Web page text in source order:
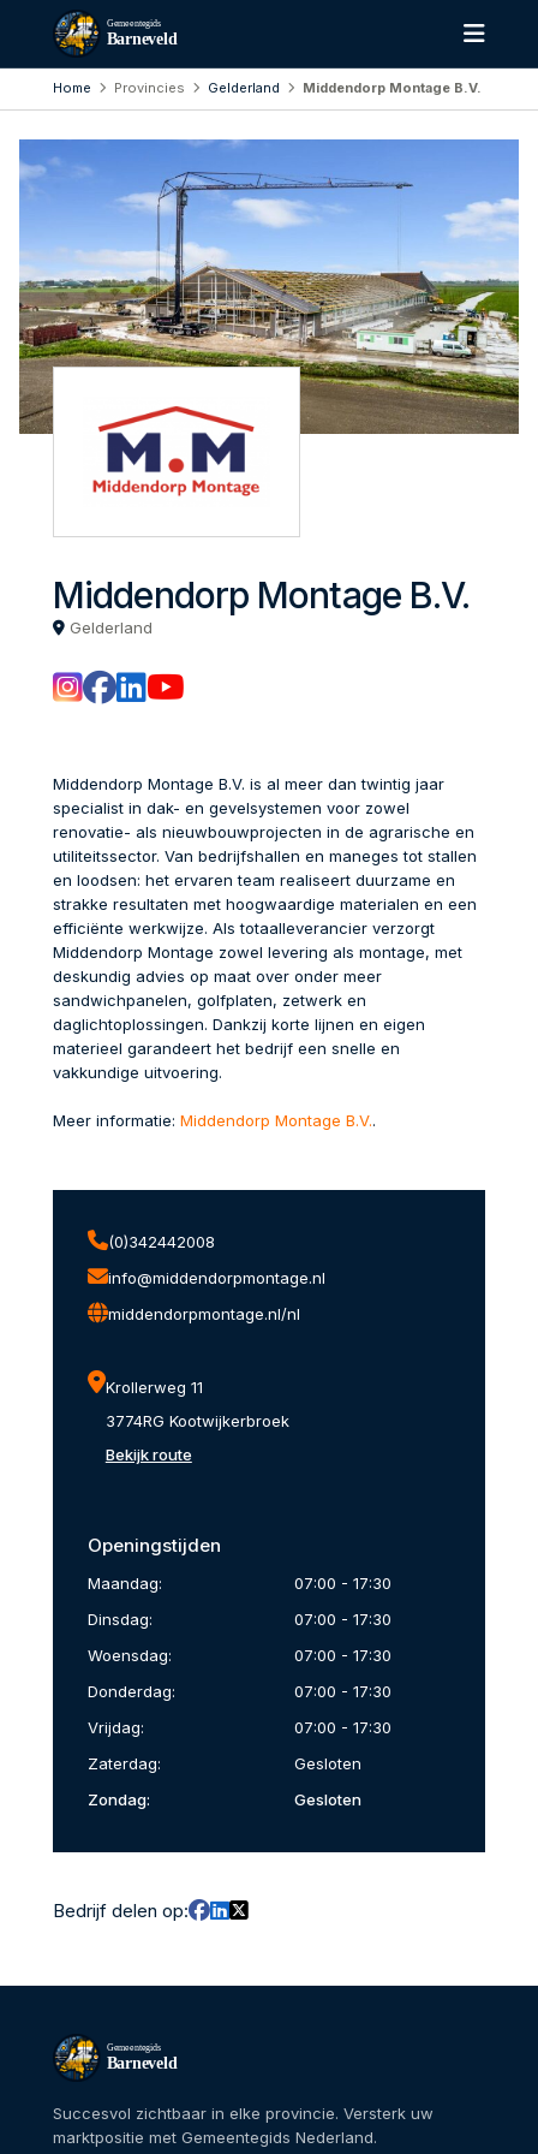
Gemeentegids
Barneveld
Home Provincies Gelderland Middendorp Montage B.V.
Middendorp Montage B.V.
Gelderland
Middendorp Montage B.V. is al meer dan twintig jaar
specialist in dak- en gevelsystemen voor zowel
renovatie- als nieuwbouwprojecten in de agrarische en
utiliteitssector. Van bedrijfshallen en maneges tot stallen
en loodsen: het ervaren team realiseert duurzame en
strakke resultaten met hoogwaardige materialen en een
efficiënte werkwijze. Als totaalleverancier verzorgt
Middendorp Montage zowel levering als montage, met
deskundig advies op maat over onder meer
sandwichpanelen, golfplaten, zetwerk en
daglichtoplossingen. Dankzij korte lijnen en eigen
materieel garandeert het bedrijf een snelle en
vakkundige uitvoering.
Meer informatie: Middendorp Montage B.V..
(0)342442008
info@middendorpmontage.nl
middendorpmontage.nl/nl
Krollerweg 11
3774RG Kootwijkerbroek
Bekijk route
Openingstijden
Maandag:
07:00 - 17:30
Dinsdag:
07:00 - 17:30
Woensdag:
07:00 - 17:30
Donderdag:
07:00 - 17:30
Vrijdag:
07:00 - 17:30
Zaterdag:
Gesloten
Zondag:
Gesloten
Bedrijf delen op:
Gemeentegids
Barneveld
Succesvol zichtbaar in elke provincie. Versterk uw
marktpositie met Gemeentegids Nederland.